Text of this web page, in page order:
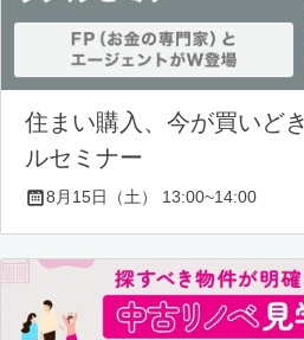
住まい購入、今が買いど
ルセミナー
8月15日（土） 13:00~14:00